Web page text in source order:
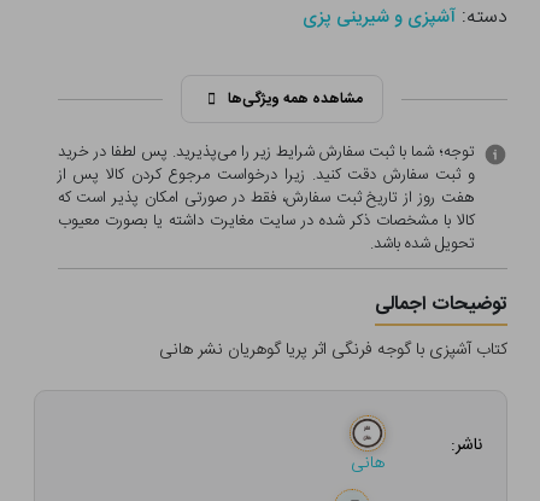
دسته:آشپزی و شیرینی پزی
مشاهده همه ویژگی‌ها
توجه؛ شما با ثبت سفارش شرایط زیر را می‌پذیرید. پس لطفا در خرید
و ثبت سفارش دقت کنید. زیرا درخواست مرجوع کردن کالا پس از
هفت روز از تاریخ ثبت سفارش، فقط در صورتی امکان پذیر است که
کالا با مشخصات ذکر شده در سایت مغایرت داشته یا بصورت معيوب
تحویل شده باشد.
توضیحات اجمالی
کتاب آشپزی با گوجه فرنگی اثر پریا گوهریان نشر هانی
ناشر:
هانی